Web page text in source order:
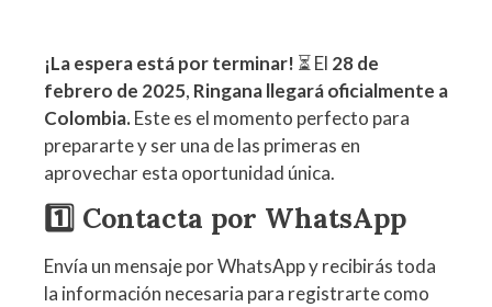
¡La espera está por terminar! ⏳ El 28 de
febrero de 2025, Ringana llegará oficialmente a
Colombia.Este es el momento perfecto para
prepararte y ser una de las primeras en
aprovechar esta oportunidad única.
1️⃣ Contacta por WhatsApp
Envía un mensaje por WhatsApp y recibirás toda
la información necesaria para registrarte como